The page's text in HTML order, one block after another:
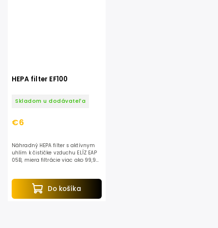
HEPA filter EF100
Skladom u dodávateľa
€6
Do košíka
Náhradný HEPA filter s aktívnym
uhlím k čističke vzduchu ELÍZ EAP
05B, miera filtrácie viac ako 99,9%,